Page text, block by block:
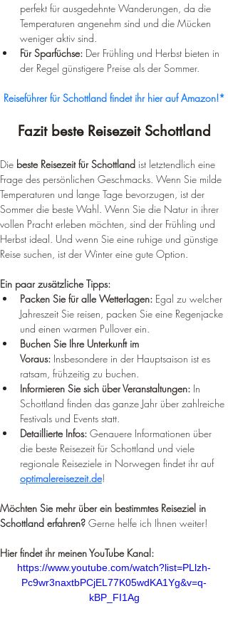
perfekt für ausgedehnte Wanderungen, da die
Temperaturen angenehm sind und die Mücken
weniger aktiv sind.
Für Sparfüchse: Der Frühling und Herbst bieten in
der Regel günstigere Preise als der Sommer.
Reiseführer für Schottland findet ihr hier auf Amazon!*
Fazit beste Reisezeit Schottland
Die beste Reisezeit für Schottland ist letztendlich eine
Frage des persönlichen Geschmacks. Wenn Sie milde
Temperaturen und lange Tage bevorzugen, ist der
Sommer die beste Wahl. Wenn Sie die Natur in ihrer
vollen Pracht erleben möchten, sind der Frühling und
Herbst ideal. Und wenn Sie eine ruhige und günstige
Reise suchen, ist der Winter eine gute Option.
Ein paar zusätzliche Tipps:
Packen Sie für alle Wetterlagen: Egal zu welcher
Jahreszeit Sie reisen, packen Sie eine Regenjacke
und einen warmen Pullover ein.
Buchen Sie Ihre Unterkunft im
Voraus: Insbesondere in der Hauptsaison ist es
ratsam, frühzeitig zu buchen.
Informieren Sie sich über Veranstaltungen: In
Schottland finden das ganze Jahr über zahlreiche
Festivals und Events statt.
Detaillierte Infos: Genauere Informationen über
die beste Reisezeit für Schottland und viele
regionale Reiseziele in Norwegen findet ihr auf
optimalereisezeit.de!
Möchten Sie mehr über ein bestimmtes Reiseziel in
Schottland erfahren? Gerne helfe ich Ihnen weiter!
Hier findet ihr meinen YouTube Kanal:
https://www.youtube.com/watch?list=PLlzh-
Pc9wr3naxtbPCjEL77K05wdKA1Yg&v=q-
kBP_FI1Ag